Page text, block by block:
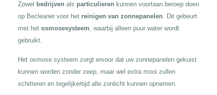
Zowel bedrijven als particulieren kunnen voortaan beroep doen
op Becleaner voor het reinigen van zonnepanelen. Dit gebeurt
met het osmosesysteem, waarbij alleen puur water wordt
gebruikt.
Het osmose systeem zorgt ervoor dat uw zonnepanelen gekuist
kunnen worden zonder zeep, maar wel extra mooi zullen
schitteren en tegelijkertijd alle zonlicht kunnen opnemen.